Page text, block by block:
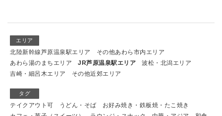
エリア
北陸新幹線芦原温泉駅エリア
その他あわら市内エリア
あわら湯のまちエリア
JR芦原温泉駅エリア
波松・北潟エリア
吉崎・細呂木エリア
その他近郊エリア
タグ
テイクアウト可 うどん・そば
お好み焼き・鉄板焼・たこ焼き